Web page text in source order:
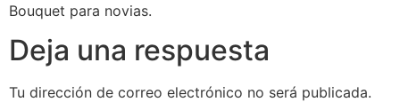
Bouquet para novias.
Deja una respuesta
Tu dirección de correo electrónico no será publicada.